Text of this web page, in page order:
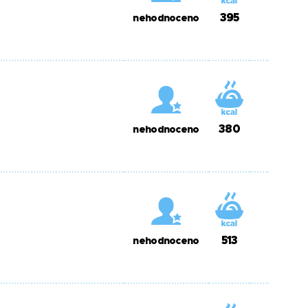
nehodnoceno 395
nehodnoceno 380
nehodnoceno 513